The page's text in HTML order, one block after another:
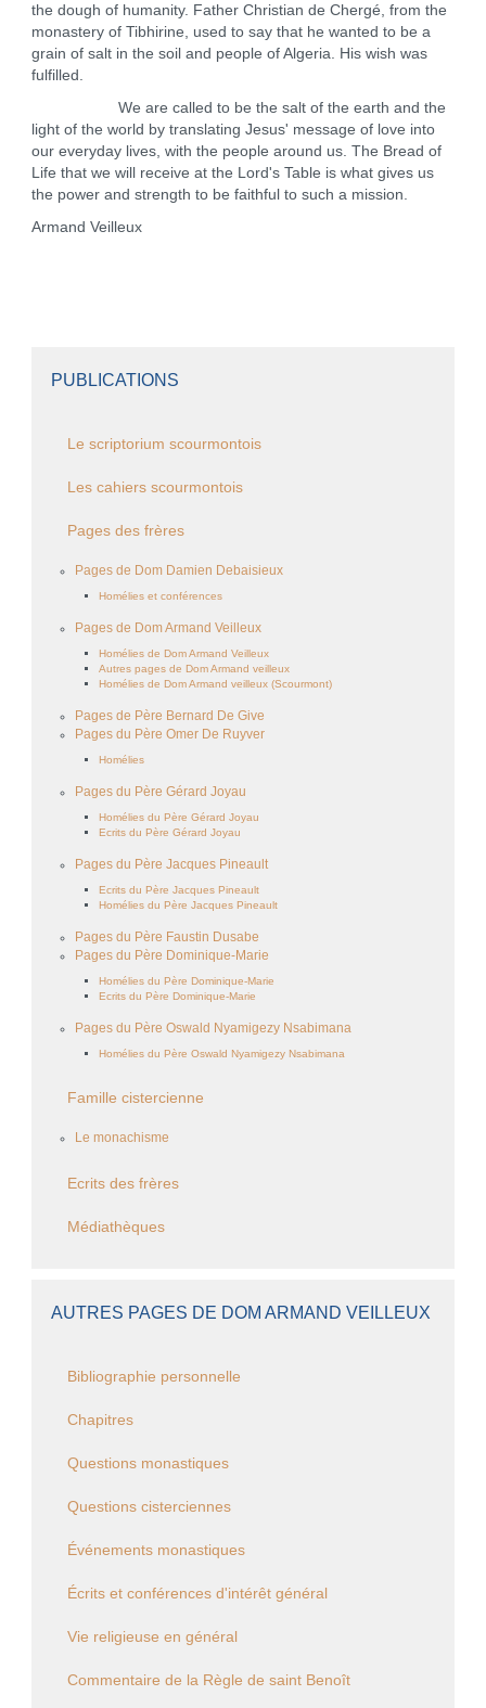
the dough of humanity. Father Christian de Chergé, from the
monastery of Tibhirine, used to say that he wanted to be a
grain of salt in the soil and people of Algeria. His wish was
fulfilled.
We are called to be the salt of the earth and the
light of the world by translating Jesus' message of love into
our everyday lives, with the people around us. The Bread of
Life that we will receive at the Lord's Table is what gives us
the power and strength to be faithful to such a mission.
Armand Veilleux
PUBLICATIONS
Le scriptorium scourmontois
Les cahiers scourmontois
Pages des frères
Pages de Dom Damien Debaisieux
Homélies et conférences
Pages de Dom Armand Veilleux
Homélies de Dom Armand Veilleux
Autres pages de Dom Armand veilleux
Homélies de Dom Armand veilleux (Scourmont)
Pages de Père Bernard De Give
Pages du Père Omer De Ruyver
Homélies
Pages du Père Gérard Joyau
Homélies du Père Gérard Joyau
Ecrits du Père Gérard Joyau
Pages du Père Jacques Pineault
Ecrits du Père Jacques Pineault
Homélies du Père Jacques Pineault
Pages du Père Faustin Dusabe
Pages du Père Dominique-Marie
Homélies du Père Dominique-Marie
Ecrits du Père Dominique-Marie
Pages du Père Oswald Nyamigezy Nsabimana
Homélies du Père Oswald Nyamigezy Nsabimana
Famille cistercienne
Le monachisme
Ecrits des frères
Médiathèques
AUTRES PAGES DE DOM ARMAND VEILLEUX
Bibliographie personnelle
Chapitres
Questions monastiques
Questions cisterciennes
Événements monastiques
Écrits et conférences d'intérêt général
Vie religieuse en général
Commentaire de la Règle de saint Benoît